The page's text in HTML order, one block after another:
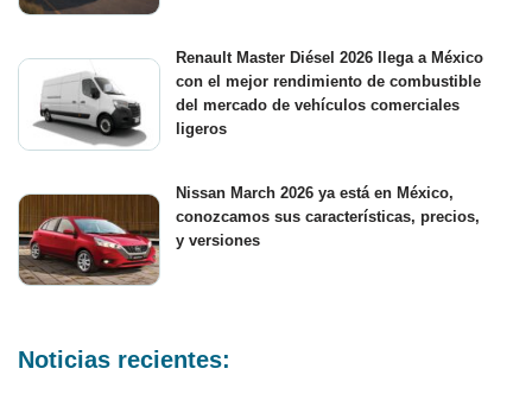
Renault Master Diésel 2026 llega a México
con el mejor rendimiento de combustible
del mercado de vehículos comerciales
ligeros
Nissan March 2026 ya está en México,
conozcamos sus características, precios,
y versiones
Noticias recientes: